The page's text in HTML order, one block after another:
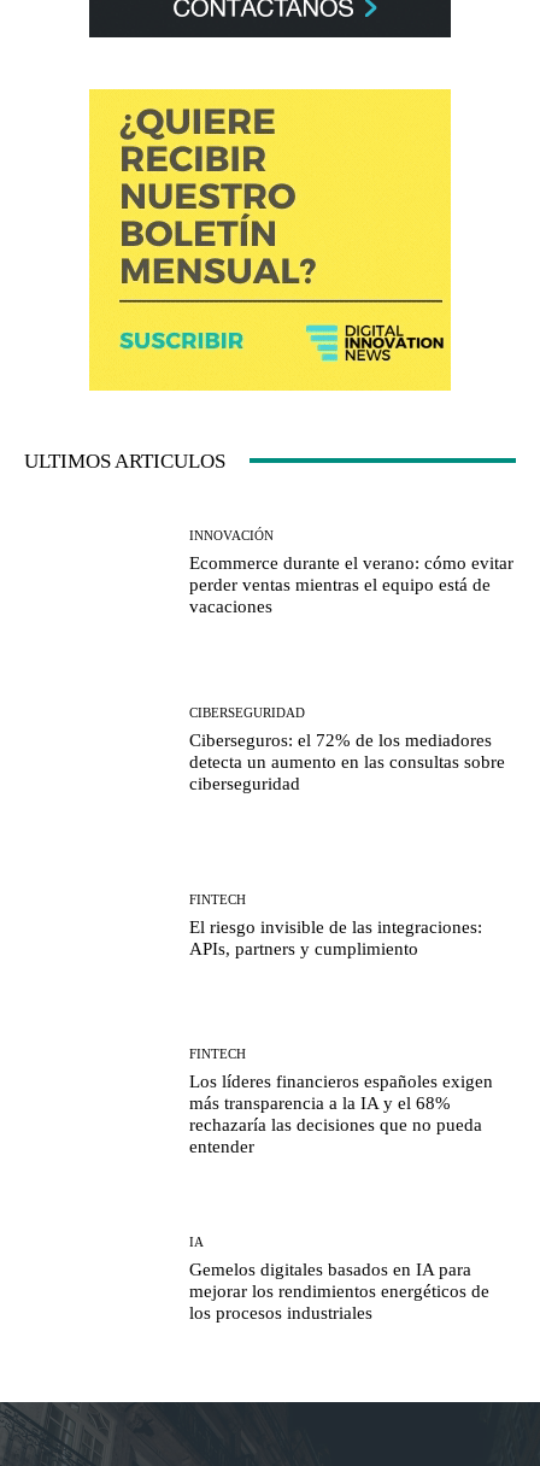
ULTIMOS ARTICULOS
INNOVACIÓN
Ecommerce durante el verano: cómo evitar
perder ventas mientras el equipo está de
vacaciones
CIBERSEGURIDAD
Ciberseguros: el 72% de los mediadores
detecta un aumento en las consultas sobre
ciberseguridad
FINTECH
El riesgo invisible de las integraciones:
APIs, partners y cumplimiento
FINTECH
Los líderes financieros españoles exigen
más transparencia a la IA y el 68%
rechazaría las decisiones que no pueda
entender
IA
Gemelos digitales basados en IA para
mejorar los rendimientos energéticos de
los procesos industriales